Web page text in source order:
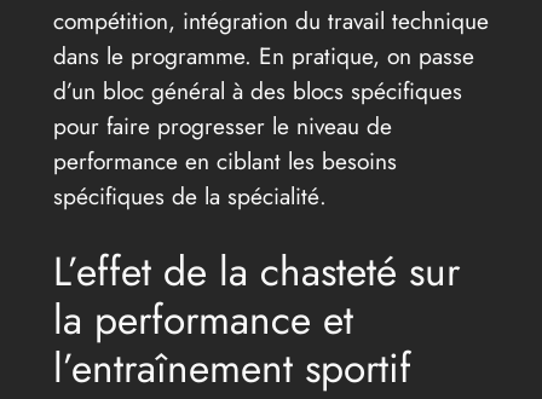
compétition, intégration du travail technique
dans le programme. En pratique, on passe
d’un bloc général à des blocs spécifiques
pour faire progresser le niveau de
performance en ciblant les besoins
spécifiques de la spécialité.
L’effet de la chasteté sur
la performance et
l’entraînement sportif